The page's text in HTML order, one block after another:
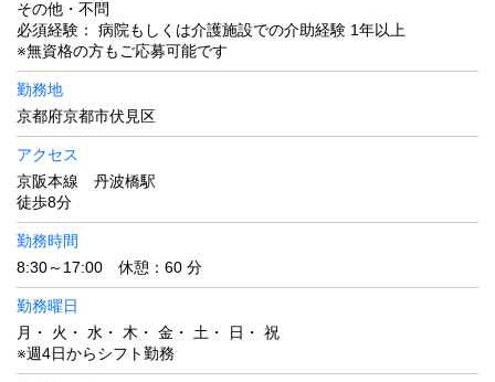
その他・不問
必須経験： 病院もしくは介護施設での介助経験 1年以上
※無資格の方もご応募可能です
勤務地
京都府京都市伏見区
アクセス
京阪本線 丹波橋駅
徒歩8分
勤務時間
8:30～17:00 休憩：60 分
勤務曜日
月・ 火・ 水・ 木・ 金・ 土・ 日・ 祝
※週4日からシフト勤務